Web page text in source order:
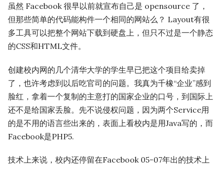
虽然 Facebook 很早以前就宣布自己是 opensource 了，
但那些简单的代码能构件一个相同的网站么？ Layout有很
多工具可以把整个网站下载到硬盘上，但只不过是一个静态
的CSS和HTML文件。
创建校内网的几个清华大学的学生早已把这个项目给卖掉
了，也许考虑到以后吃官司的问题。我真为千橡“企业”感到
脸红，拿着一个复制的主意打的国家企业的口号，到国际上
还不是给国家丢脸。先不说侵权问题，因为两个Service用
的是不用的语言些出来的，表面上看校内是用Java写的，而
Facebook是PHP5.
技术上来说，校内还停留在Facebook 05-07年出的技术上